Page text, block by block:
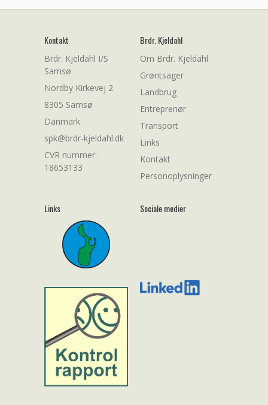
Kontakt
Brdr. Kjeldahl I/S
Samsø
Nordby Kirkevej 2
8305 Samsø
Danmark
spk@brdr-kjeldahl.dk
CVR nummer:
18653133
Brdr. Kjeldahl
Om Brdr. Kjeldahl
Grøntsager
Landbrug
Entreprenør
Transport
Links
Kontakt
Personoplysninger
Links Sociale medier